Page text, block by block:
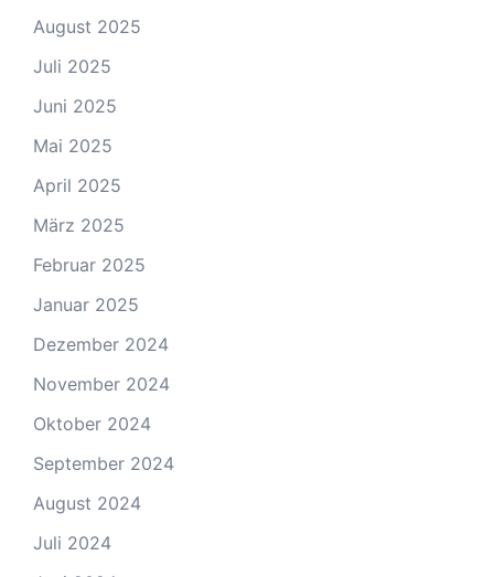
August 2025
Juli 2025
Juni 2025
Mai 2025
April 2025
März 2025
Februar 2025
Januar 2025
Dezember 2024
November 2024
Oktober 2024
September 2024
August 2024
Juli 2024